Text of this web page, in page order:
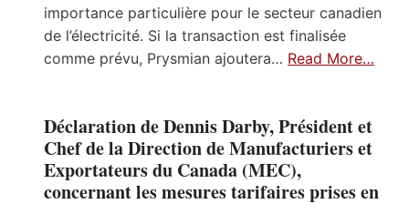
importance particulière pour le secteur canadien
de l’électricité. Si la transaction est finalisée
comme prévu, Prysmian ajoutera… Read More…
Déclaration de Dennis Darby, Président et
Chef de la Direction de Manufacturiers et
Exportateurs du Canada (MEC),
concernant les mesures tarifaires prises en